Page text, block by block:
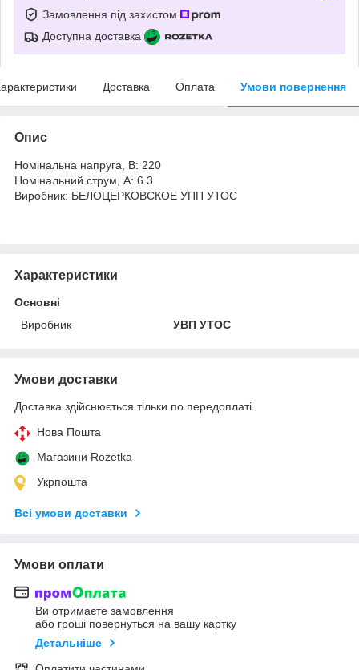
Замовлення під захистом
Доступна доставка
Доставка Оплата Умови повернення
Опис
Номінальна напруга, В: 220
Номінальний струм, А: 6.3
Виробник: БЕЛОЦЕРКОВСКОЕ УПП УТОС
Характеристики
Основні
Виробник
УВП УТОС
Умови доставки
Доставка здійснюється тільки по передоплаті.
Нова Пошта
Магазини Rozetka
Укрпошта
Всі умови доставки
Умови оплати
Ви отримаєте замовлення
або гроші повернуться на вашу картку
Детальніше